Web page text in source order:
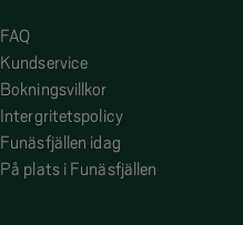
FAQ
Kundservice
Bokningsvillkor
Intergritetspolicy
Funäsfjällen idag
På plats i Funäsfjällen